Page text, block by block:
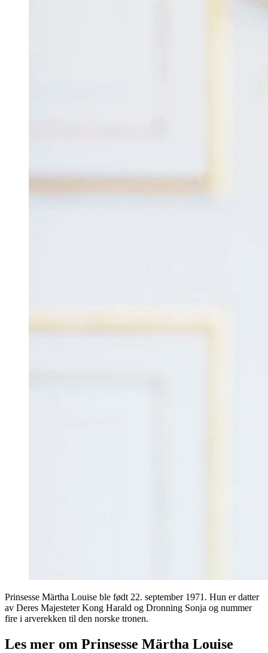
Prinsesse Märtha Louise ble født 22. september 1971. Hun er datter
av Deres Majesteter Kong Harald og Dronning Sonja og nummer
fire i arverekken til den norske tronen.
Les mer om Prinsesse Märtha Louise